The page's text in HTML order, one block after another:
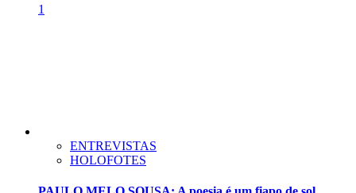
1
ENTREVISTAS
HOLOFOTES